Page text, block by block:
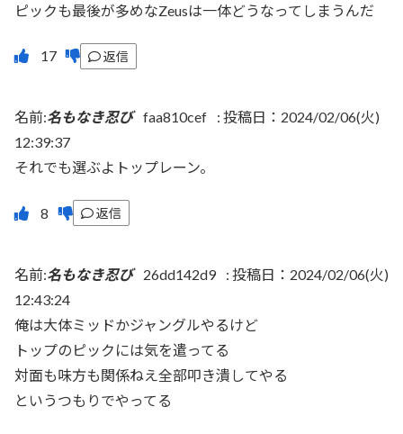
ピックも最後が多めなZeusは一体どうなってしまうんだ
返信
名前:名もなき忍び faa810cef : 投稿日：2024/02/06(火)
12:39:37
それでも選ぶよトップレーン。
返信
名前:名もなき忍び 26dd142d9 : 投稿日：2024/02/06(火)
12:43:24
俺は大体ミッドかジャングルやるけど
トップのピックには気を遣ってる
対面も味方も関係ねえ全部叩き潰してやる
というつもりでやってる